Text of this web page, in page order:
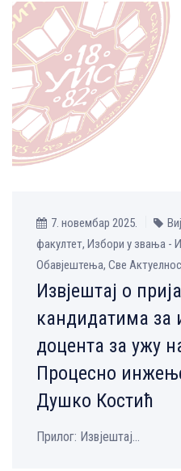
7. новембар 2025.
факултет, Избори у звања -
Обавјештења, Све
Извјештај о
кандидатима за
доцента за ужу
Процесно
Душко Костић
Прилог: Извјештај...